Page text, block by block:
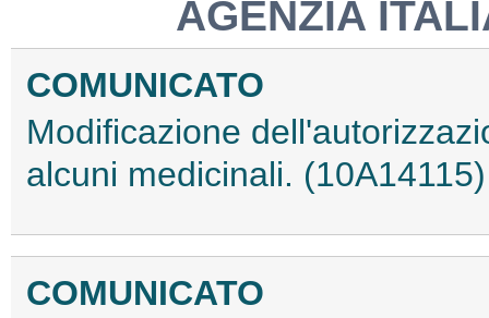
AGENZIA
COMUNICATO
Modificazione
alcuni medicinali. (10A14115)
COMUNICATO